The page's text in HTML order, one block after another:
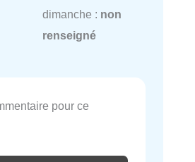
dimanche : non
renseigné
pour ce